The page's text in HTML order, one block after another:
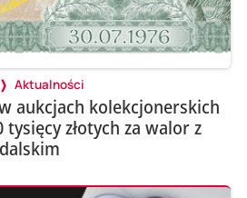
Aktualności
aukcjach kolekcjonerskich
złotych za walor z